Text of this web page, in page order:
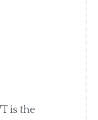
is the